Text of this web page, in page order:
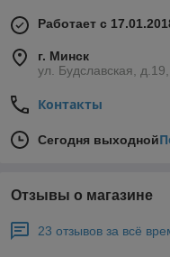
Работает с
г. Минск
ул. Будславская,
Контакты
Сегодня выходной
Отзывы о магазине
23 отзывов за всё